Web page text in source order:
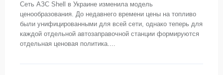
Сеть АЗС Shell в Украине изменила модель
ценообразования. До недавнего времени цены на топливо
были унифицированными для всей сети, однако теперь для
каждой отдельной автозаправочной станции формируются
отдельная ценовая политика....